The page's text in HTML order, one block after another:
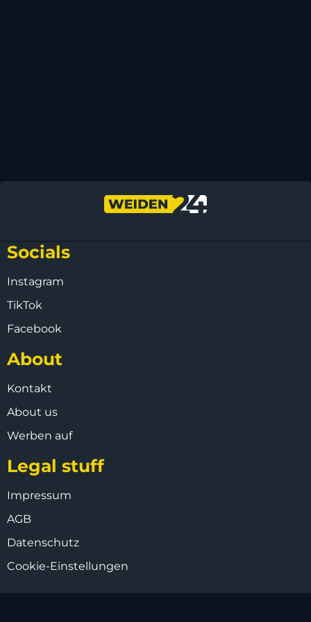
Socials
Instagram
TikTok
Facebook
About
Kontakt
About us
Werben auf
Legal stuff
Impressum
AGB
Datenschutz
Cookie-Einstellungen